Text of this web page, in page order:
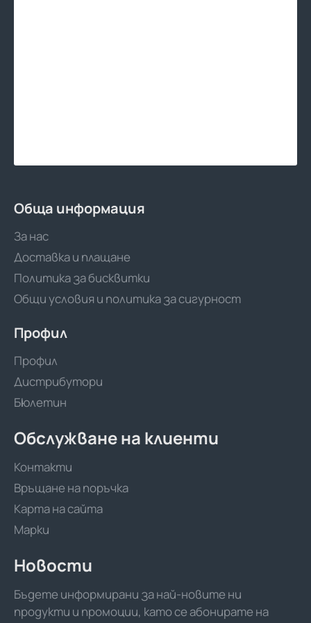
Обща информация
За нас
Доставка и плащане
Политика за бисквитки
Общи условия и политика за сигурност
Профил
Профил
Дистрибутори
Бюлетин
Обслужване на клиенти
Контакти
Връщане на поръчка
Карта на сайта
Марки
Новости
Бъдете информирани за най-новите ни
продукти и промоции, като се абонирате на